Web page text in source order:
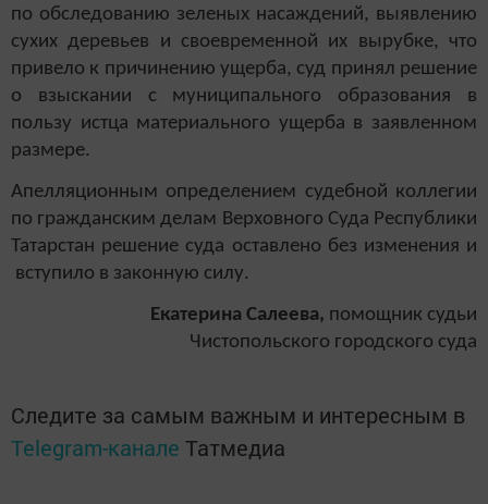
по обследованию зеленых насаждений, выявлению
сухих деревьев и своевременной их вырубке, что
привело к причинению ущерба, суд принял решение
о взыскании с муниципального образования в
пользу истца материального ущерба в заявленном
размере.
Апелляционным определением судебной коллегии
по гражданским делам Верховного Суда Республики
Татарстан решение суда оставлено без изменения и
вступило в законную силу.
Екатерина Салеева, помощник судьи
Чистопольского городского суда
Следите за самым важным и интересным в
Telegram-канале Татмедиа